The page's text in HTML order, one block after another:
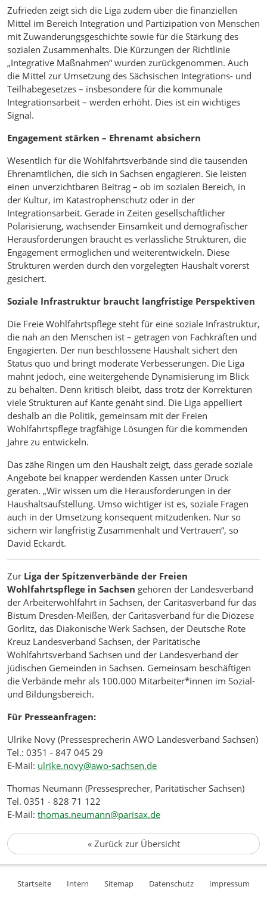
Zufrieden zeigt sich die Liga zudem über die finanziellen
Mittel im Bereich Integration und Partizipation von Menschen
mit Zuwanderungsgeschichte sowie für die Stärkung des
sozialen Zusammenhalts. Die Kürzungen der Richtlinie
„Integrative Maßnahmen“ wurden zurückgenommen. Auch
die Mittel zur Umsetzung des Sächsischen Integrations- und
Teilhabegesetzes – insbesondere für die kommunale
Integrationsarbeit – werden erhöht. Dies ist ein wichtiges
Signal.
Engagement stärken – Ehrenamt absichern
Wesentlich für die Wohlfahrtsverbände sind die tausenden
Ehrenamtlichen, die sich in Sachsen engagieren. Sie leisten
einen unverzichtbaren Beitrag – ob im sozialen Bereich, in
der Kultur, im Katastrophenschutz oder in der
Integrationsarbeit. Gerade in Zeiten gesellschaftlicher
Polarisierung, wachsender Einsamkeit und demografischer
Herausforderungen braucht es verlässliche Strukturen, die
Engagement ermöglichen und weiterentwickeln. Diese
Strukturen werden durch den vorgelegten Haushalt vorerst
gesichert.
Soziale Infrastruktur braucht langfristige Perspektiven
Die Freie Wohlfahrtspflege steht für eine soziale Infrastruktur,
die nah an den Menschen ist – getragen von Fachkräften und
Engagierten. Der nun beschlossene Haushalt sichert den
Status quo und bringt moderate Verbesserungen. Die Liga
mahnt jedoch, eine weitergehende Dynamisierung im Blick
zu behalten. Denn kritisch bleibt, dass trotz der Korrekturen
viele Strukturen auf Kante genäht sind. Die Liga appelliert
deshalb an die Politik, gemeinsam mit der Freien
Wohlfahrtspflege tragfähige Lösungen für die kommenden
Jahre zu entwickeln.
Das zähe Ringen um den Haushalt zeigt, dass gerade soziale
Angebote bei knapper werdenden Kassen unter Druck
geraten. „Wir wissen um die Herausforderungen in der
Haushaltsaufstellung. Umso wichtiger ist es, soziale Fragen
auch in der Umsetzung konsequent mitzudenken. Nur so
sichern wir langfristig Zusammenhalt und Vertrauen“, so
David Eckardt.
Zur Liga der Spitzenverbände der Freien
Wohlfahrtspflege in Sachsen gehören der Landesverband
der Arbeiterwohlfahrt in Sachsen, der Caritasverband für das
Bistum Dresden-Meißen, der Caritasverband für die Diözese
Görlitz, das Diakonische Werk Sachsen, der Deutsche Rote
Kreuz Landesverband Sachsen, der Paritätische
Wohlfahrtsverband Sachsen und der Landesverband der
jüdischen Gemeinden in Sachsen. Gemeinsam beschäftigen
die Verbände mehr als 100.000 Mitarbeiter*innen im Sozial-
und Bildungsbereich.
Für Presseanfragen:
Ulrike Novy (Pressesprecherin AWO Landesverband Sachsen)
Tel.: 0351 - 847 045 29
E-Mail: ulrike.novy@awo-sachsen.de
Thomas Neumann (Pressesprecher, Paritätischer Sachsen)
Tel. 0351 - 828 71 122
E-Mail: thomas.neumann@parisax.de
«Zurück zur Übersicht
Startseite Intern Sitemap Datenschutz Impressum